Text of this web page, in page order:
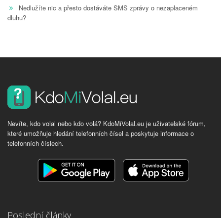
Nedlužíte nic a přesto dostáváte SMS zprávy o nezaplaceném
dluhu?
Nevíte, kdo volal nebo kdo volá? KdoMiVolal.eu je uživatelské fórum,
které umožňuje hledání telefonních čísel a poskytuje informace o
telefonních číslech.
Poslední články